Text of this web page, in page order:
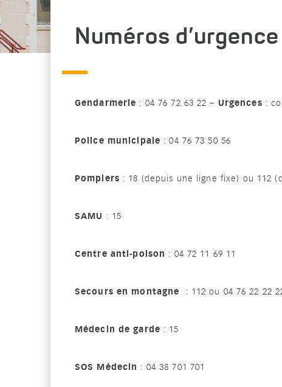
Numéros d’urgence
Gendarmerie : 04 76 72 63 22 – Urgences :
Police municipale : 04 76 73 50 56
Pompiers : 18 (depuis une ligne fixe) ou 112
SAMU : 15
Centre anti-poison : 04 72 11 69 11
Secours en montagne : 112 ou 04 76 22 22
Médecin de garde : 15
SOS Médecin : 04 38 701 701